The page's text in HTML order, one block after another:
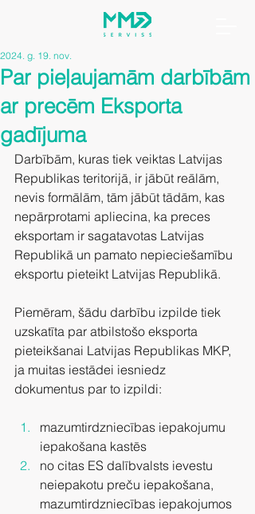
Par pieļaujamām darbībām
ar precēm Eksporta
gadījuma
2024. g. 19. nov.
Darbībām, kuras tiek veiktas Latvijas
Republikas teritorijā, ir jābūt reālām,
nevis formālām, tām jābūt tādām, kas
nepārprotami apliecina, ka preces
eksportam ir sagatavotas Latvijas
Republikā un pamato nepieciešamību
eksportu pieteikt Latvijas Republikā.
Piemēram, šādu darbību izpilde tiek
uzskatīta par atbilstošo eksporta
pieteikšanai Latvijas Republikas MKP,
ja muitas iestādei iesniedz
dokumentus par to izpildi:
mazumtirdzniecības iepakojumu
iepakošana kastēs
no citas ES dalībvalsts ievestu
neiepakotu preču iepakošana,
mazumtirdzniecības iepakojumos